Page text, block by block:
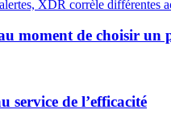
XDR corrèle
moment de choisir un
service de l’efficacité